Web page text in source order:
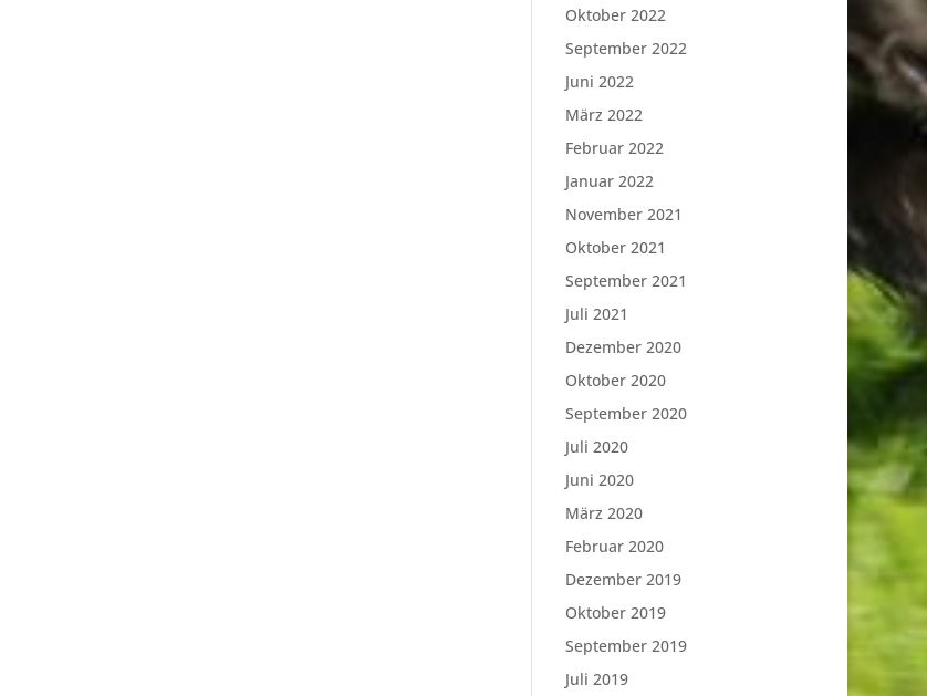
Oktober 2022
September 2022
Juni 2022
März 2022
Februar 2022
Januar 2022
November 2021
Oktober 2021
September 2021
Juli 2021
Dezember 2020
Oktober 2020
September 2020
Juli 2020
Juni 2020
März 2020
Februar 2020
Dezember 2019
Oktober 2019
September 2019
Juli 2019